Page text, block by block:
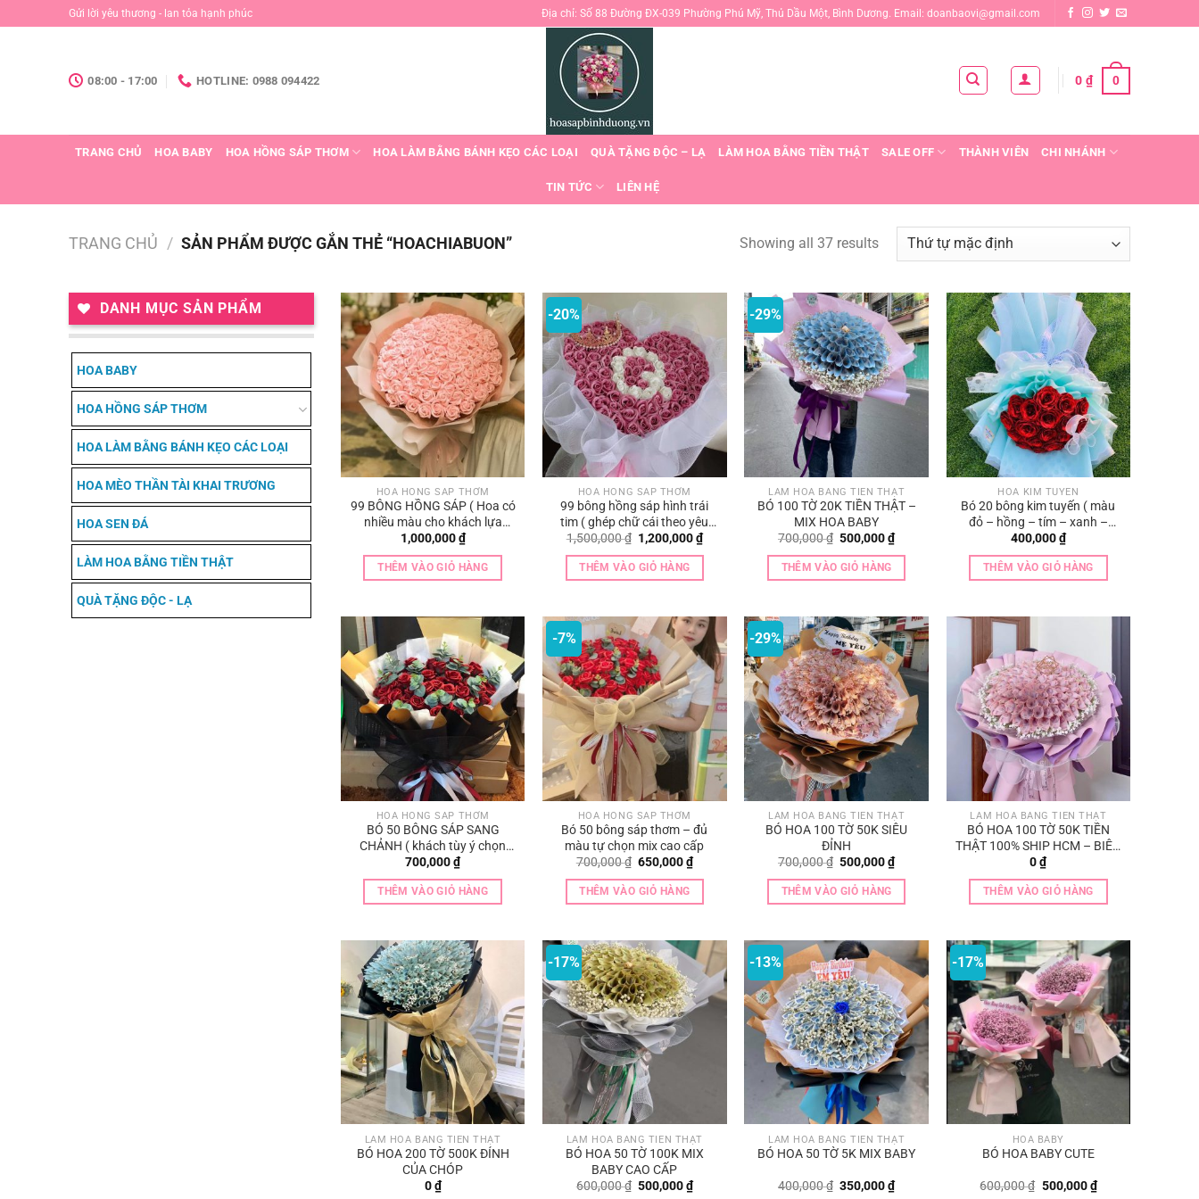
đến
Gửi lời yêu thương - lan tỏa hạnh phúc Địa chỉ: Số 88 Đường ĐX-039 Phường Phú Mỹ, Thủ Dầu Một, Bình Dương. Email: doanbaovi@gmail.com
08:00 - 17:00 HOTLINE: 0988 094422 0₫ 0
TRANG CHỦ HOA BABY HOA HỒNG SÁP THƠM HOA LÀM BẰNG BÁNH KẸO CÁC LOẠI QUÀ TẶNG ĐỘC – LẠ LÀM HOA BẰNG TIỀN THẬT SALE OFF THÀNH VIÊN CHI NHÁNH
TIN TỨC LIÊN HỆ
TRANG CHỦ / SẢN PHẨM ĐƯỢC GẮN THẺ “HOACHIABUON” Showing all 37 results
DANH MỤC SẢN PHẨM
HOA BABY
HOA HỒNG SÁP THƠM
HOA LÀM BẰNG BÁNH KẸO CÁC LOẠI
HOA MÈO THẦN TÀI KHAI TRƯƠNG
HOA SEN ĐÁ
LÀM HOA BẰNG TIỀN THẬT
QUÀ TẶNG ĐỘC - LẠ
HOA HỒNG SÁP THƠM
99 BÔNG HỒNG SÁP ( Hoa có
nhiều màu cho khách lựa
chọn )
1,000,000₫
THÊM VÀO GIỎ HÀNG
-20%
HOA HỒNG SÁP THƠM
99 bông hồng sáp hình trái
tim ( ghép chữ cái theo yêu
cầu )
1,500,000₫ Giá
là:
1,500,000 ₫.
1,200,000₫Giá
hiện
THÊM VÀO GIỎ HÀNG
-29%
LÀM HOA BẰNG TIỀN THẬT
BÓ 100 TỜ 20K TIỀN THẬT –
MIX HOA BABY
700,000₫ Giá
là:
700,000 ₫.
500,000₫Giá
hiện
THÊM VÀO GIỎ HÀNG
HOA KIM TUYẾN
Bó 20 bông kim tuyến ( màu
đỏ – hồng – tím – xanh –
vàng )
400,000₫
THÊM VÀO GIỎ HÀNG
HOA HỒNG SÁP THƠM
BÓ 50 BÔNG SÁP SANG
CHẢNH ( khách tùy ý chọn
màu hoa đỏ , hồng , xanh ,
vàng , cam , tím ….
700,000₫
THÊM VÀO GIỎ HÀNG
-7%
HOA HỒNG SÁP THƠM
Bó 50 bông sáp thơm – đủ
màu tự chọn mix cao cấp
700,000₫ Giá
là:
700,000 ₫.
650,000₫Giá
hiện
THÊM VÀO GIỎ HÀNG
-29%
LÀM HOA BẰNG TIỀN THẬT
BÓ HOA 100 TỜ 50K SIÊU
ĐỈNH
700,000₫ Giá
là:
700,000 ₫.
500,000₫Giá
hiện
THÊM VÀO GIỎ HÀNG
LÀM HOA BẰNG TIỀN THẬT
BÓ HOA 100 TỜ 50K TIỀN
THẬT 100% SHIP HCM – BIÊN
HÒA – BÌNH DƯƠNG
0₫
THÊM VÀO GIỎ HÀNG
LÀM HOA BẰNG TIỀN THẬT
BÓ HOA 200 TỜ 500K ĐỈNH
CỦA CHÓP
0₫
-17%
LÀM HOA BẰNG TIỀN THẬT
BÓ HOA 50 TỜ 100K MIX
BABY CAO CẤP
600,000₫ Giá
500,000₫Giá
-13%
LÀM HOA BẰNG TIỀN THẬT
BÓ HOA 50 TỜ 5K MIX BABY
400,000₫ Giá
350,000₫Giá
-17%
HOA BABY
BÓ HOA BABY CUTE
600,000₫ Giá
500,000₫Giá